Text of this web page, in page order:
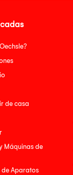
de casa
Máquinas de
de Aparatos